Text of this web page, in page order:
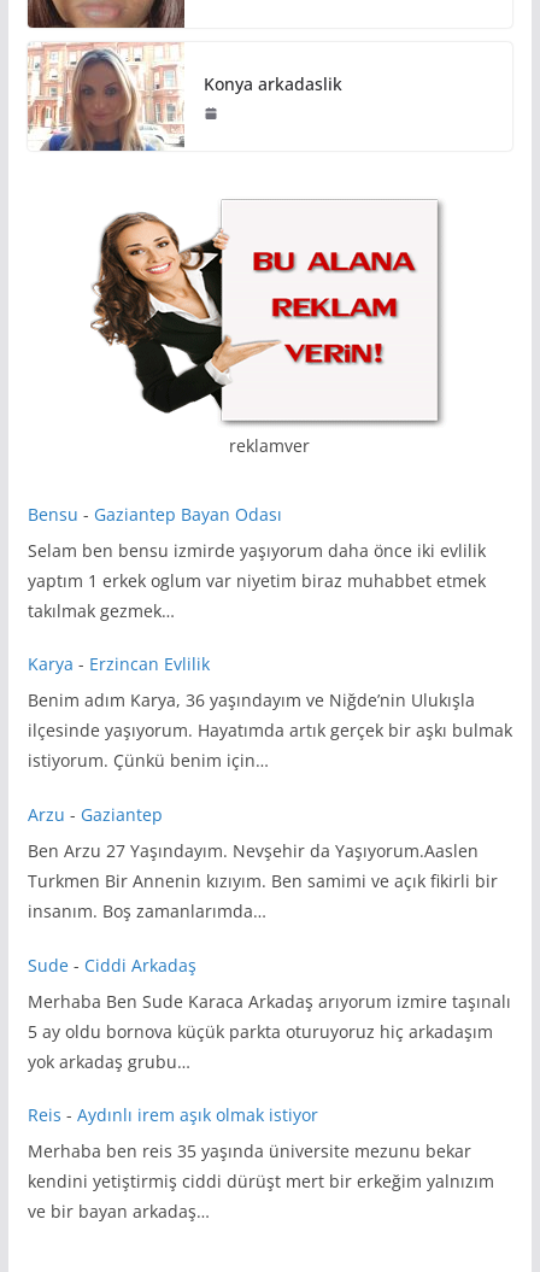
Konya arkadaslik
reklamver
Bensu - Gaziantep Bayan Odası
Selam ben bensu izmirde yaşıyorum daha önce iki evlilik
yaptım 1 erkek oglum var niyetim biraz muhabbet etmek
takılmak gezmek…
Karya - Erzincan Evlilik
Benim adım Karya, 36 yaşındayım ve Niğde’nin Ulukışla
ilçesinde yaşıyorum. Hayatımda artık gerçek bir aşkı bulmak
istiyorum. Çünkü benim için…
Arzu - Gaziantep
Ben Arzu 27 Yaşındayım. Nevşehir da Yaşıyorum.Aaslen
Turkmen Bir Annenin kızıyım. Ben samimi ve açık fikirli bir
insanım. Boş zamanlarımda…
Sude- Ciddi Arkadaş
Merhaba Ben Sude Karaca Arkadaş arıyorum izmire taşınalı
5 ay oldu bornova küçük parkta oturuyoruz hiç arkadaşım
yok arkadaş grubu…
Reis - Aydınlı irem aşık olmak istiyor
Merhaba ben reis 35 yaşında üniversite mezunu bekar
kendini yetiştirmiş ciddi dürüşt mert bir erkeğim yalnızım
ve bir bayan arkadaş…